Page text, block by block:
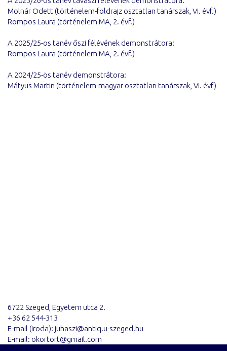
Molnár Odett (történelem-földrajz osztatlan tanárszak, VI. évf.)
Rompos Laura (történelem MA, 2. évf.)
A 2025/25-os tanév őszi félévének demonstrátora:
Rompos Laura (történelem MA, 2. évf.)
A 2024/25-ös tanév demonstrátora:
Mátyus Martin (történelem-magyar osztatlan tanárszak, VI. évf)
6722 Szeged, Egyetem utca 2.
+36 62 544-313
E-mail (Iroda): juhaszi@antiq.u-szeged.hu
E-mail: okortort@gmail.com